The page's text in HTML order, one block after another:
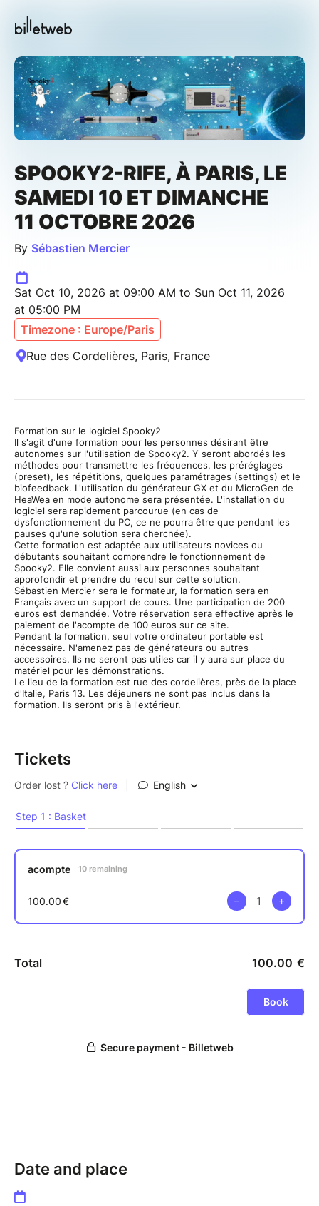
SPOOKY2-RIFE, À PARIS, LE
SAMEDI 10 ET DIMANCHE
11 OCTOBRE 2026
By Sébastien Mercier
Sat Oct 10, 2026 at 09:00 AM to Sun Oct 11, 2026
at 05:00 PM
Timezone : Europe/Paris
Rue des Cordelières, Paris, France
Formation sur le logiciel Spooky2
Il s'agit d'une formation pour les personnes désirant être
autonomes sur l'utilisation de Spooky2. Y seront abordés les
méthodes pour transmettre les fréquences, les préréglages
(preset), les répétitions, quelques paramétrages (settings) et le
biofeedback. L'utilisation du générateur GX et du MicroGen de
HeaWea en mode autonome sera présentée. L'installation du
logiciel sera rapidement parcourue (en cas de
dysfonctionnement du PC, ce ne pourra être que pendant les
pauses qu'une solution sera cherchée).
Cette formation est adaptée aux utilisateurs novices ou
débutants souhaitant comprendre le fonctionnement de
Spooky2. Elle convient aussi aux personnes souhaitant
approfondir et prendre du recul sur cette solution.
Sébastien Mercier sera le formateur, la formation sera en
Français avec un support de cours. Une participation de 200
euros est demandée. Votre réservation sera effective après le
paiement de l'acompte de 100 euros sur ce site.
Pendant la formation, seul votre ordinateur portable est
nécessaire. N'amenez pas de générateurs ou autres
accessoires. Ils ne seront pas utiles car il y aura sur place du
matériel pour les démonstrations.
Le lieu de la formation est rue des cordelières, près de la place
d'Italie, Paris 13. Les déjeuners ne sont pas inclus dans la
formation. Ils seront pris à l'extérieur.
Tickets
Date and place